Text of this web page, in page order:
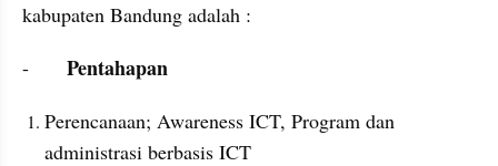
kabupaten Bandung adalah :
Pentahapan
Perencanaan; Awareness ICT, Program dan
administrasi berbasis ICT